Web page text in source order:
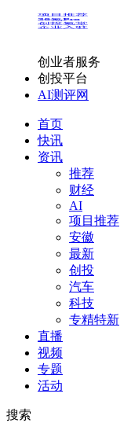
项目推荐
36氪Pro
创投氪堂
企业入驻
创业者服务
创投平台
AI测评网
首页
快讯
资讯
推荐
财经
AI
项目推荐
安徽
最新
创投
汽车
科技
专精特新
直播
视频
专题
活动
搜索